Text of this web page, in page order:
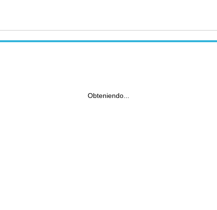
Obteniendo...